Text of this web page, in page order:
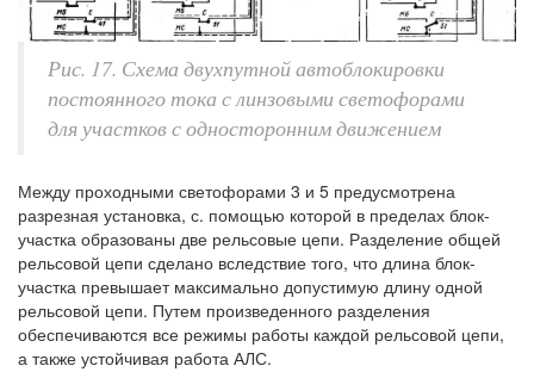
Рис. 17. Схема двухпутной автоблокировки
постоянного тока с линзовыми светофорами
для участков с односторонним движением
Между проходными светофорами 3 и 5 предусмотрена
разрезная установка, с. помощью которой в пределах блок-
участка образованы две рельсовые цепи. Разделение общей
рельсовой цепи сделано вследствие того, что длина блок-
участка превышает максимально допустимую длину одной
рельсовой цепи. Путем произведенного разделения
обеспечиваются все режимы работы каждой рельсовой цепи,
а также устойчивая работа АЛС.